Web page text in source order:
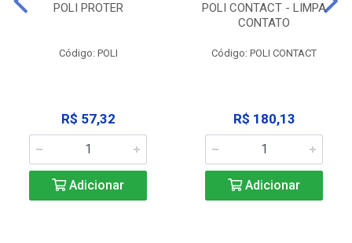
POLI PROTER
Código: POLI
R$ 57,32
Adicionar
POLI CONTACT - LIMPA
CONTATO
Código: POLI CONTACT
R$ 180,13
Adicionar